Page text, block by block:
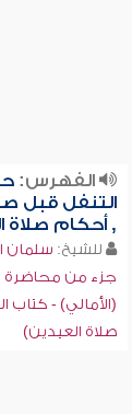
الفهرس:
التنفل قبل
, أحكام صلاة
للشيخ: سلمان
جزء من محاضرة
(الأمالي) - كتاب
صلاة العيدين)